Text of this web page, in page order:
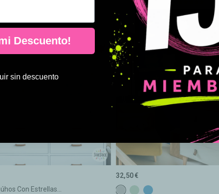
Con Estrellas...
32,50 €
c3 Gris claro
c15 Verde menta
c17 Azul fuerte
Descuento!
sin descuento